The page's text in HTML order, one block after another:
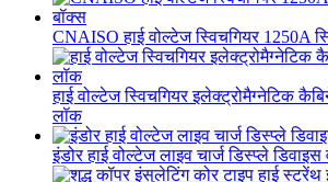
CNAISO हाई वोल्टेज स्विचगियर 1250A
हाई वोल्टेज स्विचगियर इलेक्ट्रोमैग्नेटिक
लॉक
इंडोर हाई वोल्टेज लाइव चार्ज डिस्प्ले